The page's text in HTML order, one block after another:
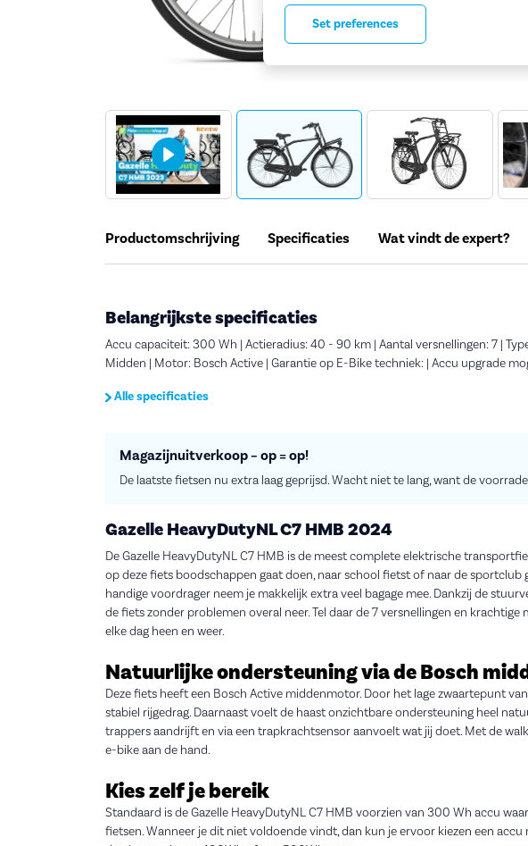
Productomschrijving Specificaties Wat vindt de expert?
Belangrijkste specificaties
Accu capaciteit: 300 Wh | Actieradius: 40 - 90 km | Aantal versnellingen: 7 |
Midden | Motor: Bosch Active | Garantie op E-Bike techniek: | Accu upgrade
Alle specificaties
Magazijnuitverkoop – op = op!
De laatste fietsen nu extra laag geprijsd. Wacht niet te lang, want de
Gazelle HeavyDutyNL C7 HMB 2024
De Gazelle HeavyDutyNL C7 HMB is de meest complete elektrische
op deze fiets boodschappen gaat doen, naar school fietst of naar de sportclub
handige voordrager neem je makkelijk extra veel bagage mee. Dankzij de
de fiets zonder problemen overal neer. Tel daar de 7 versnellingen en
elke dag heen en weer.
Natuurlijke ondersteuning via de Bosch
Deze fiets heeft een Bosch Active middenmotor. Door het lage zwaartepunt
stabiel rijgedrag. Daarnaast voelt de haast onzichtbare ondersteuning heel
trappers aandrijft en via een trapkrachtsensor aanvoelt wat jij doet. Met de
e-bike aan de hand.
Kies zelf je bereik
Standaard is de Gazelle HeavyDutyNL C7 HMB voorzien van 300 Wh accu
fietsen. Wanneer je dit niet voldoende vindt, dan kun je ervoor kiezen een
Set preferences